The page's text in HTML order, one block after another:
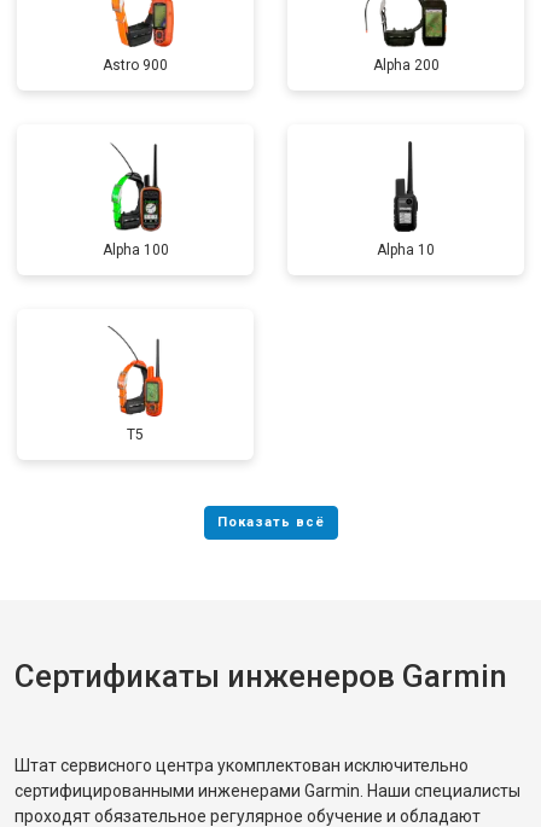
Astro 900 Alpha 200
Alpha 100 Alpha 10
T5
Сертификаты инженеров Garmin
Штат сервисного центра укомплектован исключительно
сертифицированными инженерами Garmin. Наши специалисты
проходят обязательное регулярное обучение и обладают